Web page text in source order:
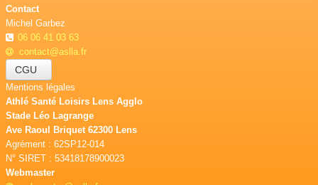
Contact
Michel Garbez
06 06 41 03 63
contact@aslla.fr
CGU
Mentions légales
Athlé Santé Loisirs Lens Agglo
Stade Léo Lagrange
Ave Raoul Briquet 62300 Lens
Agrément : 62SP12-014
N° SIRET : 53418178900023
Webmaster